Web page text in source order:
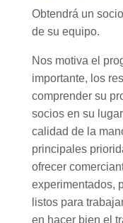
Obtendrá un
de su equipo.
Nos motiva el
importante, los
comprender su
socios en su
calidad de la
principales
ofrecer
experimentados,
listos para
en hacer bien el